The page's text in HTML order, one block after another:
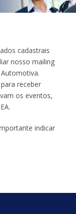
cadastrais
nosso mailing
receber
os eventos,
indicar